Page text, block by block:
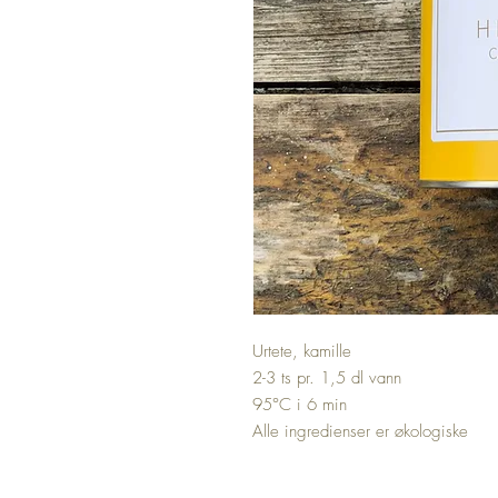
Urtete, kamille
2-3 ts pr. 1,5 dl vann
95°C i 6 min
Alle ingredienser er økologiske